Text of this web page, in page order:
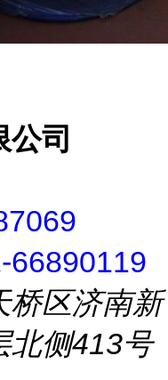
司
66890119
桥区济南新
北侧413号